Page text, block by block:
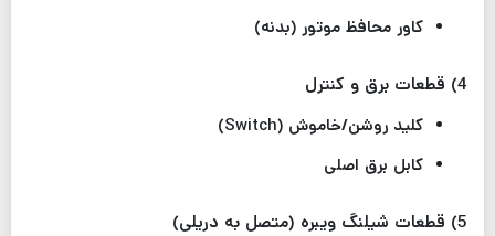
کاور محافظ موتور (بدنه)
4) قطعات برق و کنترل
کلید روشن/خاموش (Switch)
کابل برق اصلی
5) قطعات شیلنگ ویبره (متصل به دریلی)